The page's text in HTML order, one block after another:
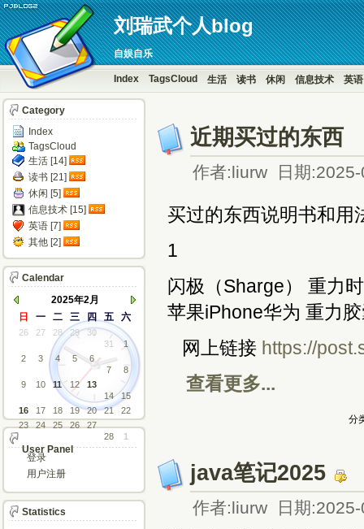
刘瑞武个人blog
自娱自乐
Index TagsCloud 生活 读书 休闲 信息技术 英语
近期买过的东西
作者:liurw 日期
买过的东西说明书和
1
闪极（Sharge） 重力
苹果iPhone华为 重力
网上链接 https://
查看更多...
分
java笔记2025
作者:liurw 日期
Category
Index
TagsCloud
生活 [14]
读书 [21]
休闲 [5]
信息技术 [15]
英语 [7]
其他 [2]
Calendar
2025年2月
日
一 二 三 四 五 六
26 27 28 29
30
31
1
2
3 4 5
6
7
8
9
10 11 12
13
14
15
16
17 18 19 20 21
22
23
24 25 26
27
28
1
User Panel
登录
用户注册
Statistics